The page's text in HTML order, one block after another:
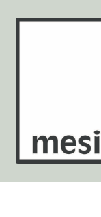
Ga
Ga
Wandtegels